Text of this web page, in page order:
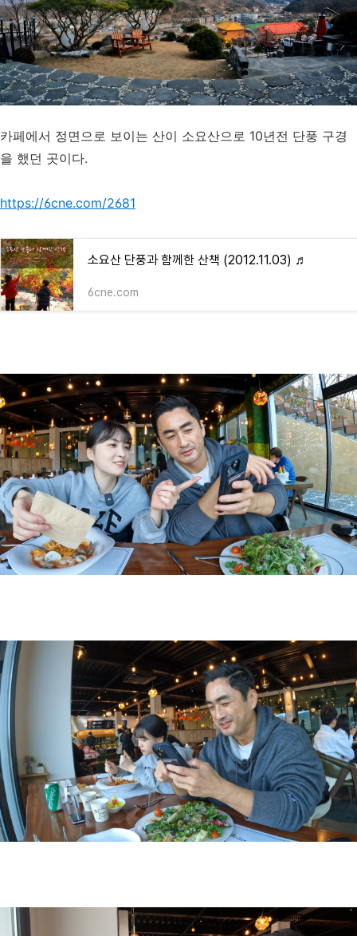
카페에서 정면으로 보이는 산이 소요산으로 10년전 단풍 구경
을 했던 곳이다.
https://6cne.com/2681
소요산 단풍과 함께한 산책 (2012.11.03) ♬
6cne.com